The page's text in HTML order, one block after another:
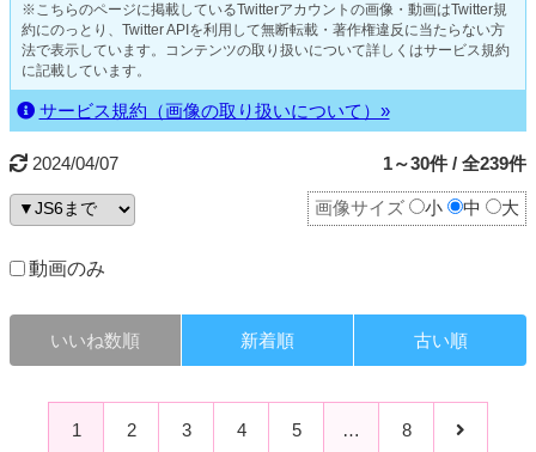
※こちらのページに掲載しているTwitterアカウントの画像・動画はTwitter規
約にのっとり、Twitter APIを利用して無断転載・著作権違反に当たらない方
法で表示しています。コンテンツの取り扱いについて詳しくはサービス規約
に記載しています。
サービス規約（画像の取り扱いについて）»
2024/04/07 1～30件 / 全239件
画像サイズ 小 中 大
動画のみ
いいね数順 新着順 古い順
1 2 3 4 5 … 8